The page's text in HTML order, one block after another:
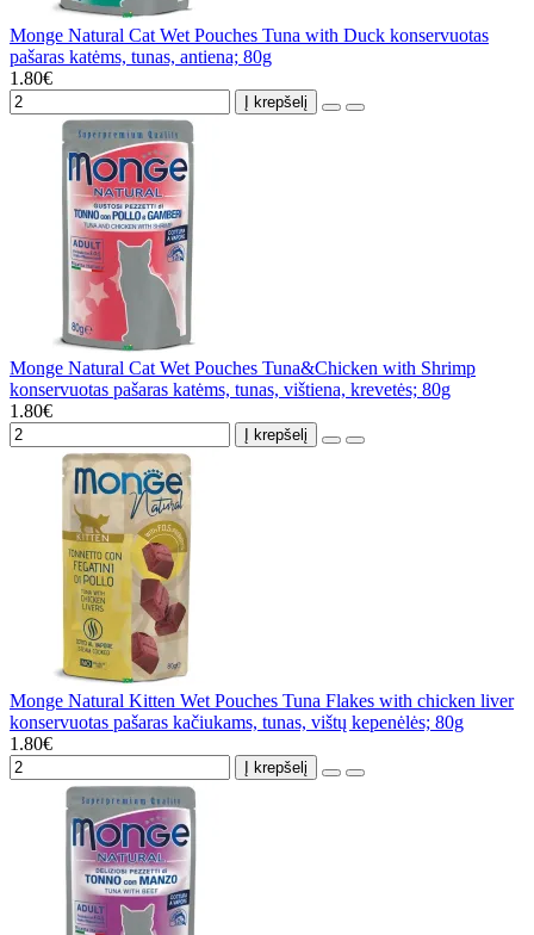
Monge Natural Cat Wet Pouches Tuna with Duck konservuotas
pašaras katėms, tunas, antiena; 80g
1.80€
Į krepšelį
Monge Natural Cat Wet Pouches Tuna&Chicken with Shrimp
konservuotas pašaras katėms, tunas, vištiena, krevetės; 80g
1.80€
Į krepšelį
Monge Natural Kitten Wet Pouches Tuna Flakes with chicken liver
konservuotas pašaras kačiukams, tunas, vištų kepenėlės; 80g
1.80€
Į krepšelį